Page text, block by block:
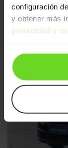
configuración
y obtener más
privacidad y
Peugeot 308
1.2 PureTech
2019 | 104.498km